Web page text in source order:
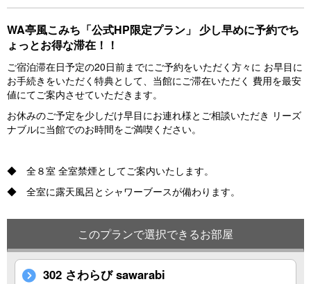
u
s
WA亭風こみち「公式HP限定プラン」 少し早めに予約でち
ょっとお得な滞在！！
ご宿泊滞在日予定の20日前までにご予約をいただく方々に お早目に
お手続きをいただく特典として、当館にご滞在いただく 費用を最安
値にてご案内させていただきます。
お休みのご予定を少しだけ早目にお連れ様とご相談いただき リーズ
ナブルに当館でのお時間をご満喫ください。
◆ 全８室 全室禁煙としてご案内いたします。
◆ 全室に露天風呂とシャワーブースが備わります。
このプランで選択できるお部屋
302 さわらび sawarabi